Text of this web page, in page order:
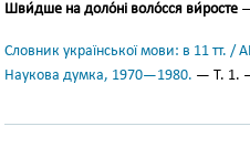
Шви́дше на доло́ні воло́сся ви́росте
Словник української мови: в 11 тт. /
Наукова думка, 1970—1980. — Т. 1.